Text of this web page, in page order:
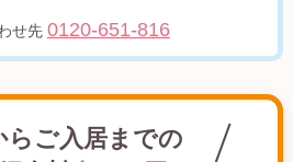
せ先 0120-651-816
らご入居までの